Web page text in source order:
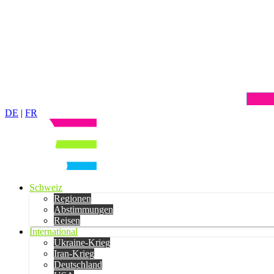
DE | FR
Schweiz
Regionen
Abstimmungen
Reisen
International
Ukraine-Krieg
Iran-Krieg
Deutschland